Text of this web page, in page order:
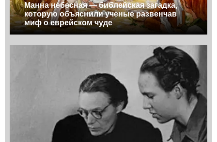
Манна небесная — библейская загадка,
которую объяснили ученые развенчав
миф о еврейском чуде